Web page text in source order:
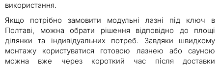
використання.
Якщо потрібно замовити модульні лазні під ключ в
Полтаві, можна обрати рішення відповідно до площі
ділянки та індивідуальних потреб. Завдяки швидкому
монтажу користуватися готовою лазнею або сауною
можна вже через короткий час після доставки